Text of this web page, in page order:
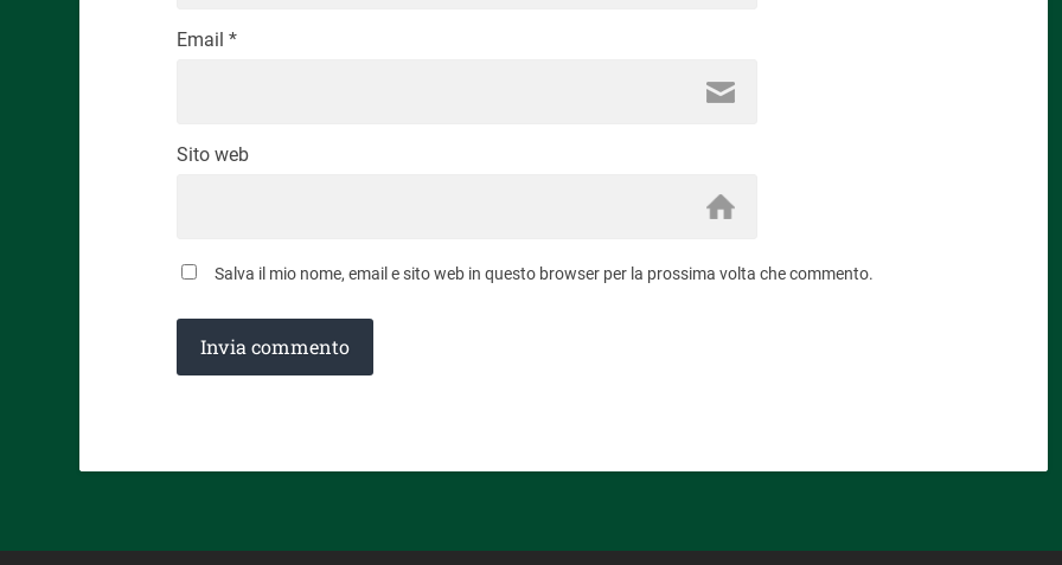
Email *
Sito web
Salva il mio nome, email e sito web in questo browser per la prossima volta che commento.